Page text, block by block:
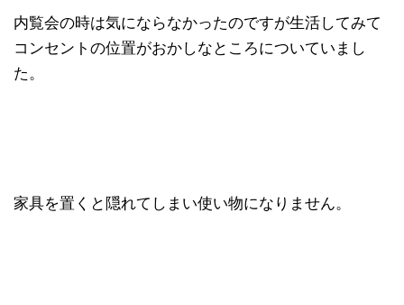
内覧会の時は気にならなかったのですが生活してみて
コンセントの位置がおかしなところについていまし
た。
家具を置くと隠れてしまい使い物になりません。